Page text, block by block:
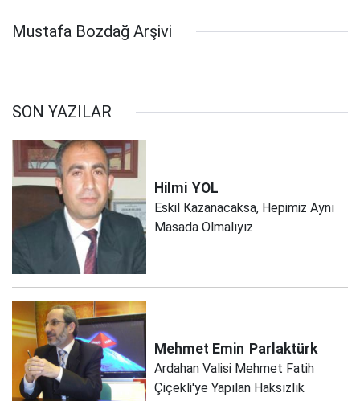
Mustafa Bozdağ Arşivi
SON YAZILAR
Hilmi YOL
Eskil Kazanacaksa, Hepimiz Aynı
Masada Olmalıyız
Mehmet Emin Parlaktürk
Ardahan Valisi Mehmet Fatih
Çiçekli'ye Yapılan Haksızlık